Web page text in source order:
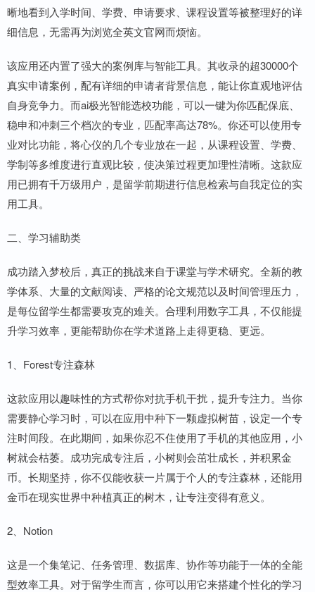
晰地看到入学时间、学费、申请要求、课程设置等被整理好的详
细信息，无需再为浏览全英文官网而烦恼。
该应用还内置了强大的案例库与智能工具。其收录的超30000个
真实申请案例，配有详细的申请者背景信息，能让你直观地评估
自身竞争力。而ai极光智能选校功能，可以一键为你匹配保底、
稳申和冲刺三个档次的专业，匹配率高达78%。你还可以使用专
业对比功能，将心仪的几个专业放在一起，从课程设置、学费、
学制等多维度进行直观比较，使决策过程更加理性清晰。这款应
用已拥有千万级用户，是留学前期进行信息检索与自我定位的实
用工具。
二、学习辅助类
成功踏入梦校后，真正的挑战来自于课堂与学术研究。全新的教
学体系、大量的文献阅读、严格的论文规范以及时间管理压力，
是每位留学生都需要攻克的难关。合理利用数字工具，不仅能提
升学习效率，更能帮助你在学术道路上走得更稳、更远。
1、Forest专注森林
这款应用以趣味性的方式帮你对抗手机干扰，提升专注力。当你
需要静心学习时，可以在应用中种下一颗虚拟树苗，设定一个专
注时间段。在此期间，如果你忍不住使用了手机的其他应用，小
树就会枯萎。成功完成专注后，小树则会茁壮成长，并积累金
币。长期坚持，你不仅能收获一片属于个人的专注森林，还能用
金币在现实世界中种植真正的树木，让专注变得有意义。
2、Notion
这是一个集笔记、任务管理、数据库、协作等功能于一体的全能
型效率工具。对于留学生而言，你可以用它来搭建个性化的学习